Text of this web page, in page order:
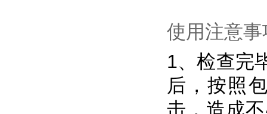
使用注意事
1、检查完
后，按照
击，造成